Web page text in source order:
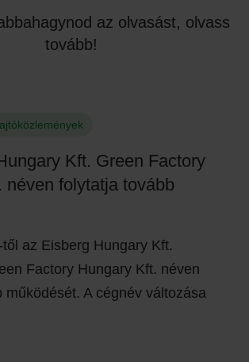
az olvasást, olvass
tovább!
Kft. Green Factory
néven folytatja tovább
az Eisberg Hungary Kft.
Factory Hungary Kft. néven
működését. A cégnév változása